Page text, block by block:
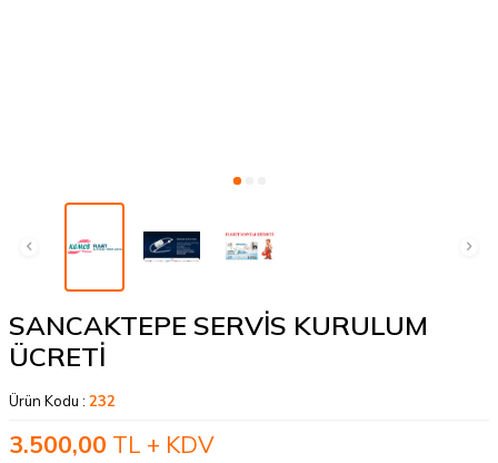
SANCAKTEPE SERVİS KURULUM
ÜCRETİ
Ürün Kodu : 232
3.500,00 TL + KDV